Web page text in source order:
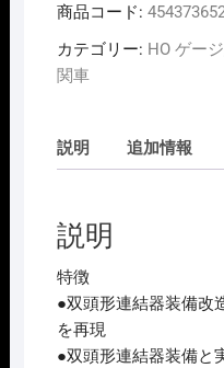
商品コード:
カテゴリー: HO ゲージ
関車
説明 追加情報
説明
特徴
●双頭形連結器装備改
を再現
●双頭形連結器装備と